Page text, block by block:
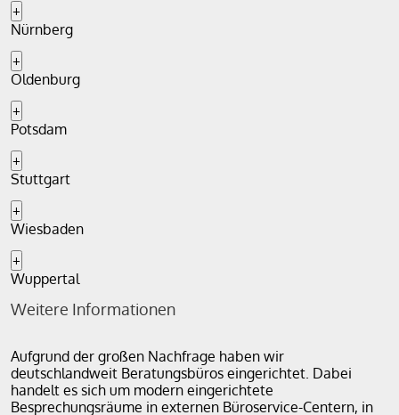
+
Nürnberg
+
Oldenburg
+
Potsdam
+
Stuttgart
+
Wiesbaden
+
Wuppertal
Weitere Informationen
Aufgrund der großen Nachfrage haben wir
deutschlandweit Beratungsbüros eingerichtet. Dabei
handelt es sich um modern eingerichtete
Besprechungsräume in externen Büroservice-Centern, in